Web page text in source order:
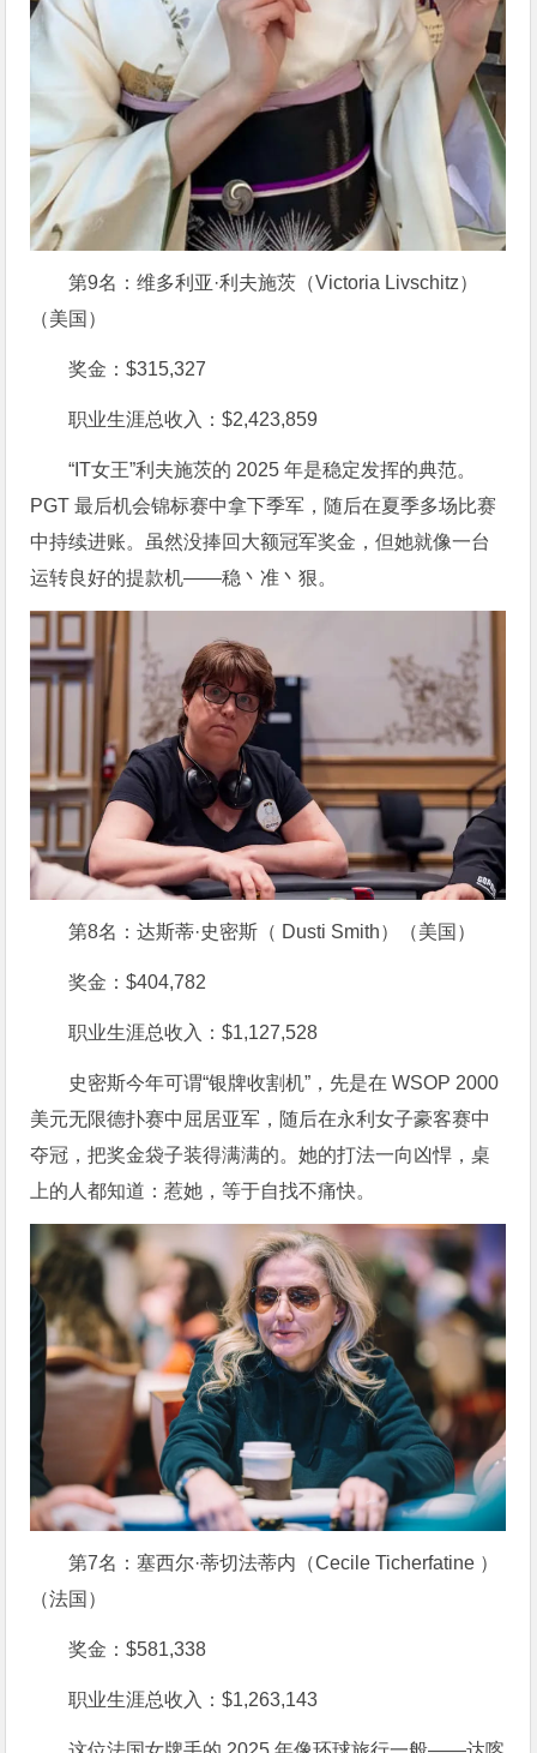
第9名：维多利亚·利夫施茨（Victoria Livschitz）
（美国）
奖金：$315,327
职业生涯总收入：$2,423,859
“IT女王”利夫施茨的 2025 年是稳定发挥的典范。
PGT 最后机会锦标赛中拿下季军，随后在夏季多场比赛
中持续进账。虽然没捧回大额冠军奖金，但她就像一台
运转良好的提款机——稳丶准丶狠。
第8名：达斯蒂·史密斯（ Dusti Smith）（美国）
奖金：$404,782
职业生涯总收入：$1,127,528
史密斯今年可谓“银牌收割机”，先是在 WSOP 2000
美元无限德扑赛中屈居亚军，随后在永利女子豪客赛中
夺冠，把奖金袋子装得满满的。她的打法一向凶悍，桌
上的人都知道：惹她，等于自找不痛快。
第7名：塞西尔·蒂切法蒂内（Cecile Ticherfatine ）
（法国）
奖金：$581,338
职业生涯总收入：$1,263,143